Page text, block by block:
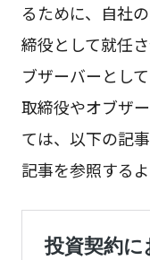
るために、自社
締役として就任
ブザーバーとし
取締役やオブザ
ては、以下の記
記事を参照する